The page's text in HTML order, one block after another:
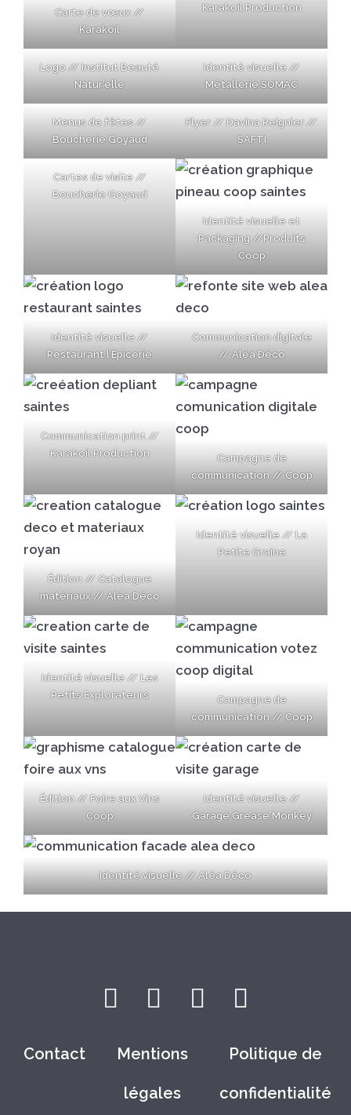
Carte de vœux //
Karakoil
Karakoil Production
Logo // Institut Beauté
Natur’elle
Identité visuelle //
Métallerie SOMAC
Menus de fêtes //
Boucherie Goyaud
Flyer // Davina Reignier //
SAFTI
Cartes de visite //
Boucherie Goyaud
Identité visuelle et
Packaging //Produits
Coop
Identité visuelle //
Restaurant l’Épicerie
Communication digitale
// Aléa Déco
Communication print //
Karakoil Production
Campagne de
communication // Coop
Édition // Catalogue
matériaux // Aléa Déco
Identité visuelle // La
Petite Graine
Identité visuelle // Les
Petits Explorateurs
Campagne de
communication // Coop
Édition // Foire aux Vins
Coop
Identité visuelle //
Garage Grease Monkey
Identité visuelle // Aléa Déco
Contact Mentions
légales
Politique de
confidentialité